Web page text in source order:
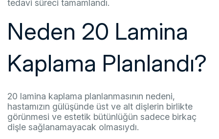
tedavi süreci tamamlandı.
Neden 20 Lamina
Kaplama Planlandı?
20 lamina kaplama planlanmasının nedeni,
hastamızın gülüşünde üst ve alt dişlerin birlikte
görünmesi ve estetik bütünlüğün sadece birkaç
dişle sağlanamayacak olmasıydı.